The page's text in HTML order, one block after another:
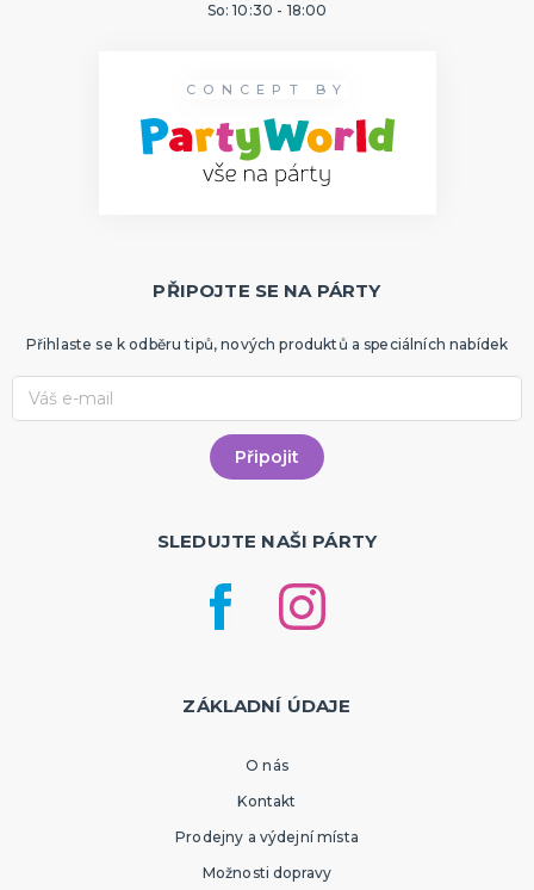
So: 10:30 - 18:00
CONCEPT BY
PŘIPOJTE SE NA PÁRTY
Přihlaste se k odběru tipů, nových produktů a speciálních nabídek
SLEDUJTE NAŠI PÁRTY
ZÁKLADNÍ ÚDAJE
O nás
Kontakt
Prodejny a výdejní místa
Možnosti dopravy